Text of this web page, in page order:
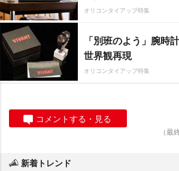
オリコンタイアップ特集
「別班のよう」腕時
世界観再現
オリコンタイアップ特集
コメントする・見る
（
新着トレンド